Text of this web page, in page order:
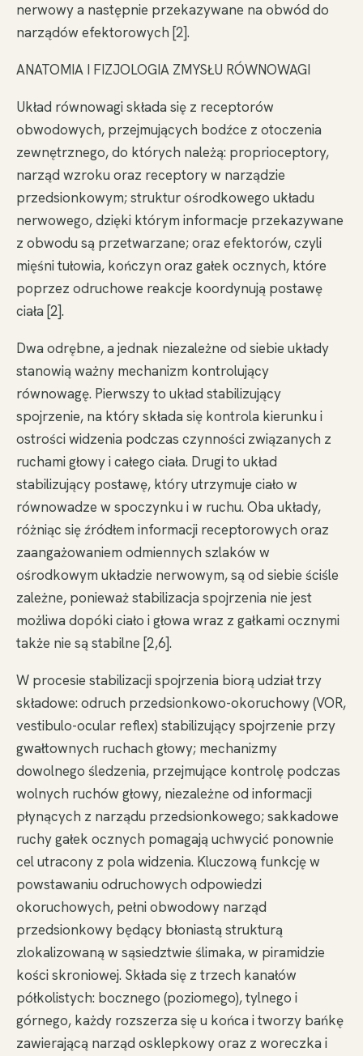
nerwowy a następnie przekazywane na obwód do
narządów efektorowych [2].
ANATOMIA I FIZJOLOGIA ZMYSŁU RÓWNOWAGI
Układ równowagi składa się z receptorów
obwodowych, przejmujących bodźce z otoczenia
zewnętrznego, do których należą: proprioceptory,
narząd wzroku oraz receptory w narządzie
przedsionkowym; struktur ośrodkowego układu
nerwowego, dzięki którym informacje przekazywane
z obwodu są przetwarzane; oraz efektorów, czyli
mięśni tułowia, kończyn oraz gałek ocznych, które
poprzez odruchowe reakcje koordynują postawę
ciała [2].
Dwa odrębne, a jednak niezależne od siebie układy
stanowią ważny mechanizm kontrolujący
równowagę. Pierwszy to układ stabilizujący
spojrzenie, na który składa się kontrola kierunku i
ostrości widzenia podczas czynności związanych z
ruchami głowy i całego ciała. Drugi to układ
stabilizujący postawę, który utrzymuje ciało w
równowadze w spoczynku i w ruchu. Oba układy,
różniąc się źródłem informacji receptorowych oraz
zaangażowaniem odmiennych szlaków w
ośrodkowym układzie nerwowym, są od siebie ściśle
zależne, ponieważ stabilizacja spojrzenia nie jest
możliwa dopóki ciało i głowa wraz z gałkami ocznymi
także nie są stabilne [2,6].
W procesie stabilizacji spojrzenia biorą udział trzy
składowe: odruch przedsionkowo-okoruchowy (VOR,
vestibulo-ocular reflex) stabilizujący spojrzenie przy
gwałtownych ruchach głowy; mechanizmy
dowolnego śledzenia, przejmujące kontrolę podczas
wolnych ruchów głowy, niezależne od informacji
płynących z narządu przedsionkowego; sakkadowe
ruchy gałek ocznych pomagają uchwycić ponownie
cel utracony z pola widzenia. Kluczową funkcję w
powstawaniu odruchowych odpowiedzi
okoruchowych, pełni obwodowy narząd
przedsionkowy będący błoniastą strukturą
zlokalizowaną w sąsiedztwie ślimaka, w piramidzie
kości skroniowej. Składa się z trzech kanałów
półkolistych: bocznego (poziomego), tylnego i
górnego, każdy rozszerza się u końca i tworzy bańkę
zawierającą narząd osklepkowy oraz z woreczka i